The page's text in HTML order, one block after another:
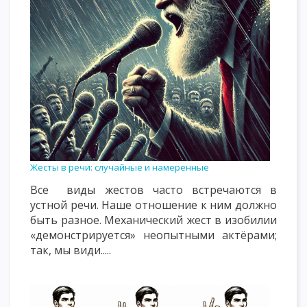
Жесты в речи: случайные и намеренные
Все виды жестов часто встречаются в
устной речи. Наше отношение к ним должно
быть разное. Механический жест в изобилии
«демонстрируется» неопытными актёрами;
так, мы види.....